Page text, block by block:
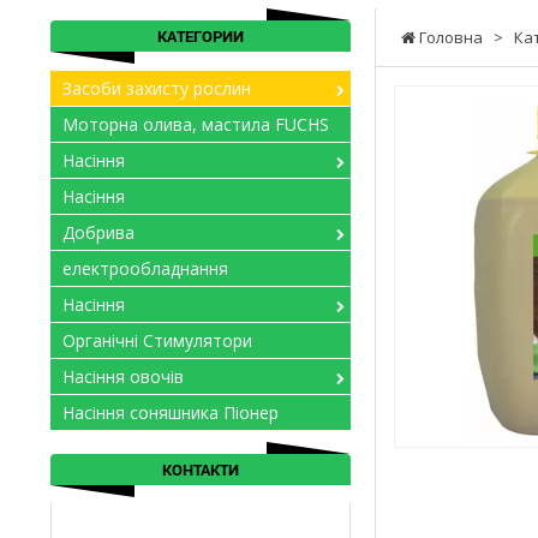
Головна >
КАТЕГОРИИ
Засоби захисту рослин
Моторна олива, мастила FUCHS
Насіння
Насіння
Добрива
електрообладнання
Насіння
Органічні Стимулятори
Насіння овочів
Насіння соняшника Піонер
КОНТАКТИ